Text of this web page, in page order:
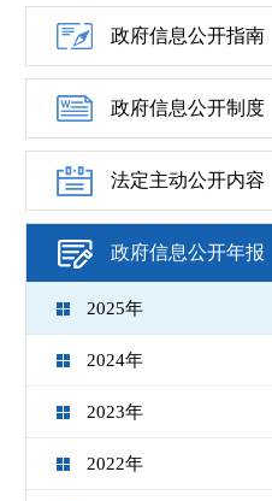
政府信息公开指南
政府信息公开制度
法定主动公开内容
政府信息公开年报
2025年
2024年
2023年
2022年